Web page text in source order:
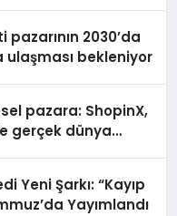
2030’da
bekleniyor
pazara: ShopinX,
gerçek dünya
Yeni Şarkı: “Kayıp
Yayımlandı